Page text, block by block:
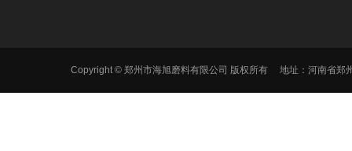
Copyright © 郑州市海旭磨料有限公司 版权所有 地址：河南省